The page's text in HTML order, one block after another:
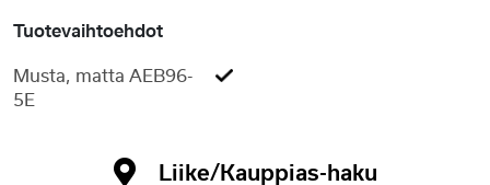
Tuotevaihtoehdot
Musta, matta AEB96-
5E
Liike/Kauppias-haku